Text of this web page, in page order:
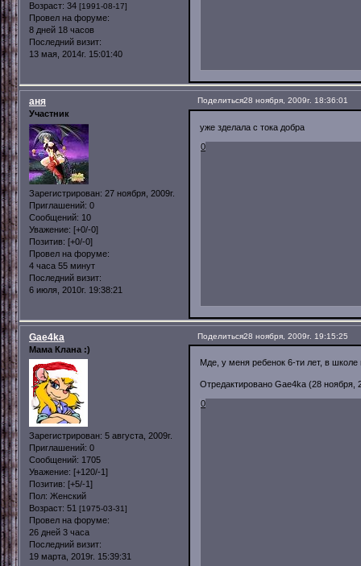
Возраст: 34 [1991-08-17]
Провел на форуме:
8 дней 18 часов
Последний визит:
13 мая, 2014г. 15:01:40
Поделиться28 ноября, 2009г. 18:36:01
аня
Участник
Зарегистрирован: 27 ноября, 2009г.
Приглашений: 0
Сообщений: 10
Уважение: [+0/-0]
Позитив: [+0/-0]
Провел на форуме:
4 часа 55 минут
Последний визит:
6 июля, 2010г. 19:38:21
уже зделала с тока добра
0
Поделиться28 ноября, 2009г. 19:15:25
Gae4ka
Мама Клана :)
Зарегистрирован: 5 августа, 2009г.
Приглашений: 0
Сообщений: 1705
Уважение: [+120/-1]
Позитив: [+5/-1]
Пол: Женский
Возраст: 51 [1975-03-31]
Провел на форуме:
26 дней 3 часа
Последний визит:
19 марта, 2019г. 15:39:31
Мде, у меня ребенок 6-ти лет, в
Отредактировано Gae4ka (28 ноября,
0